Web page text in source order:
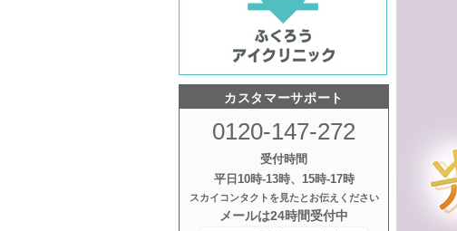
カスタマーサポート
0120-147-272
受付時間
平日10時‐13時、15時‐17時
スカイコンタクトを見たとお伝えください
メールは24時間受付中